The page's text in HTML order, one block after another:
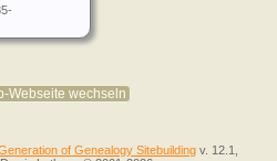
Webseite wechseln
of Genealogy Sitebuilding v. 12.1,